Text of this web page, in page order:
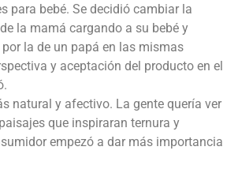
para bebé. Se decidió cambiar la
la mamá cargando a su bebé y
la de un papá en las mismas
y aceptación del producto en el
natural y afectivo. La gente quería ver
que inspiraran ternura y
empezó a dar más importancia